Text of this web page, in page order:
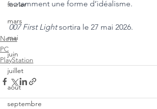
fevrier
mars
mai
juin
juillet
aout
septembre
notamment une forme d’idéalisme.
007 First Light sortira le 27 mai 2026.
News
PC
PlayStation